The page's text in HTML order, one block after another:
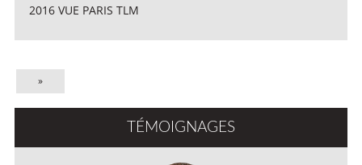
2016 VUE PARIS TLM
»
TÉMOIGNAGES